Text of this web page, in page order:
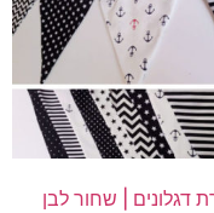
דגלונים | שחור לבן